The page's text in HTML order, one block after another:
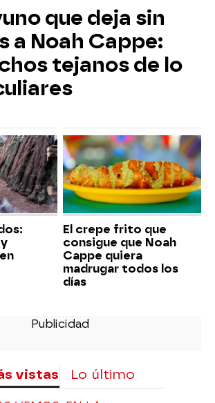
que deja sin
a Noah Cappe:
tejanos de lo
El crepe frito que
consigue que Noah
Cappe quiera
madrugar todos los
días
vistas Lo último